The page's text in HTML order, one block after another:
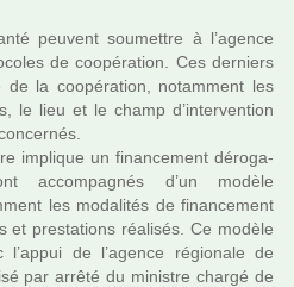
peu­vent sou­met­tre à l’agence
de coo­pé­ra­tion. Ces der­niers
de la coo­pé­ra­tion, notam­ment les
le lieu et le champ d’inter­ven­tion
impli­que un finan­ce­ment déro­ga­
accom­pa­gnés d’un modèle
les moda­li­tés de finan­ce­ment
et pres­ta­tions réa­li­sés. Ce modèle
de l’agence régio­nale de
par arrêté du minis­tre chargé de